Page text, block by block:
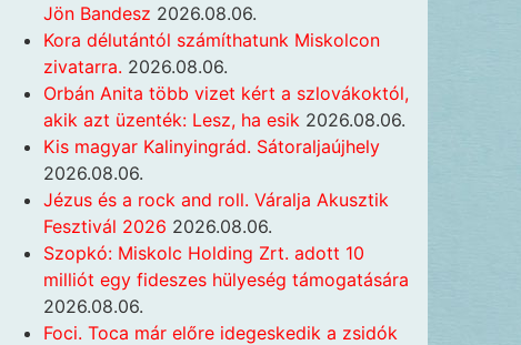
Jön Bandesz 2026.08.06.
Kora délutántól számíthatunk Miskolcon
zivatarra. 2026.08.06.
Orbán Anita több vizet kért a szlovákoktól,
akik azt üzenték: Lesz, ha esik 2026.08.06.
Kis magyar Kalinyingrád. Sátoraljaújhely
2026.08.06.
Jézus és a rock and roll. Váralja Akusztik
Fesztivál 2026 2026.08.06.
Szopkó: Miskolc Holding Zrt. adott 10
milliót egy fideszes hülyeség támogatására
2026.08.06.
Foci. Toca már előre idegeskedik a zsidók